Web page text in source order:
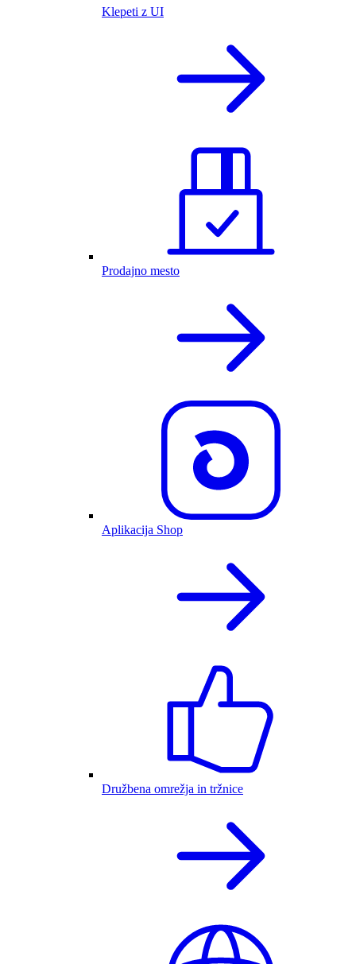
Klepeti z UI
Prodajno mesto
Aplikacija Shop
Družbena omrežja in tržnice